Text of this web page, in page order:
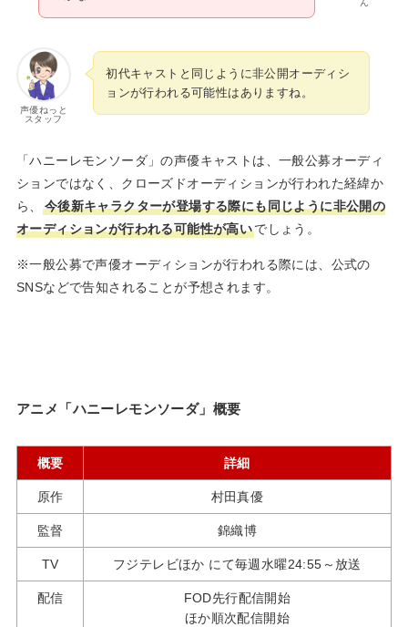
ん
声優ねっと
スタッフ
初代キャストと同じように非公開オーディシ
ョンが行われる可能性はありますね。
「ハニーレモンソーダ」の声優キャストは、一般公募オーディ
ションではなく、クローズドオーディションが行われた経緯か
ら、
今後新キャラクターが登場する際にも同じように非公開の
オーディションが行われる可能性が高いでしょう。
※一般公募で声優オーディションが行われる際には、公式の
SNSなどで告知されることが予想されます。
アニメ「ハニーレモンソーダ」概要
概要 詳細
原作 村田真優
監督 錦織博
TV フジテレビほか にて毎週水曜24:55～放送
配信
FOD先行配信開始
ほか順次配信開始